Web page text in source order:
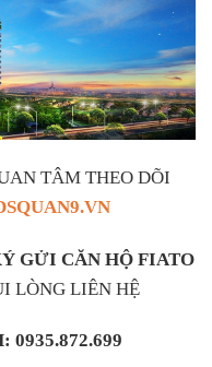
TÂM THEO DÕI
GỬI CĂN HỘ FIATO
LÒNG LIÊN HỆ
0935.872.699